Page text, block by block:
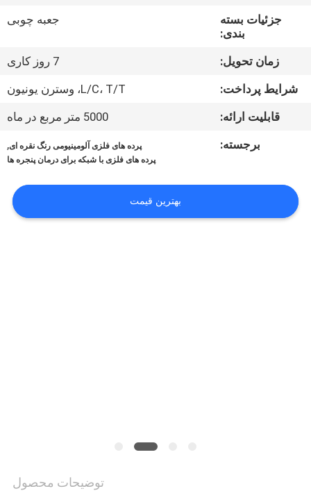
کنترل
کیفیت
بگیرید
جزئیات بسته
بندی:
جعبه چوبی
زمان تحویل:
7 روز کاری
شرایط پرداخت:
L/C، T/T، وسترن یونیون
قابلیت ارائه:
5000 متر مربع در ماه
برجسته:
پرده های فلزی آلومینیومی رنگ نقره ای,
پرده های فلزی با شبکه برای درمان پنجره ها
بهترین قیمت
توضیحات محصول